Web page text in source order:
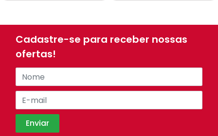
Cadastre-se para receber nossas
ofertas!